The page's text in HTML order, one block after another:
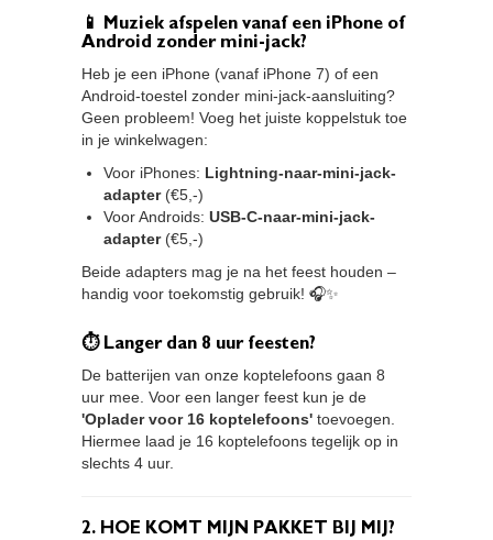
📱 Muziek afspelen vanaf een iPhone of
Android zonder mini-jack?
Heb je een iPhone (vanaf iPhone 7) of een
Android-toestel zonder mini-jack-aansluiting?
Geen probleem! Voeg het juiste koppelstuk toe
in je winkelwagen:
Voor iPhones: Lightning-naar-mini-jack-
adapter(€5,-)
Voor Androids: USB-C-naar-mini-jack-
adapter(€5,-)
Beide adapters mag je na het feest houden –
handig voor toekomstig gebruik! 🎧✨
⏱ Langer dan 8 uur feesten?
De batterijen van onze koptelefoons gaan 8
uur mee. Voor een langer feest kun je de
'Oplader voor 16 koptelefoons' toevoegen.
Hiermee laad je 16 koptelefoons tegelijk op in
slechts 4 uur.
2. HOE KOMT MIJN PAKKET BIJ MIJ?